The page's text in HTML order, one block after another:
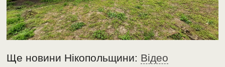
Ще новини Нікопольщини: Відео